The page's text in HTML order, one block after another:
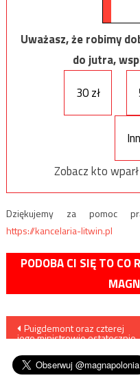
Uważasz, że robimy
do jutra,
30 zł
Zobacz kto
Dziękujemy za pomoc
https://kancelaria-litwin.pl
PODOBA CI SIĘ TO CO
Nawigacja
wpisu
Puigdemont oraz czterej
jego ministrowie ostatecznie